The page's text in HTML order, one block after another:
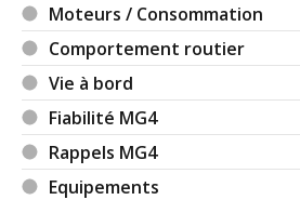
Moteurs / Consommation
Comportement routier
Vie à bord
Fiabilité MG4
Rappels MG4
Equipements